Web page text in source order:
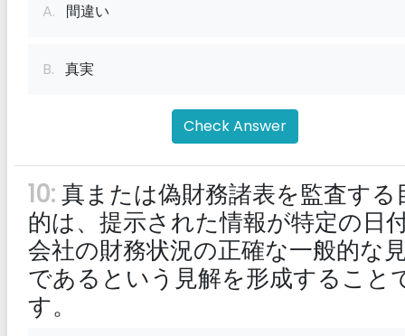
A. 間違い
B. 真実
Check Answer
10:真または偽財務諸表を監査する
的は、提示された情報が特定の日
会社の財務状況の正確な一般的な
であるという見解を形成すること
す。